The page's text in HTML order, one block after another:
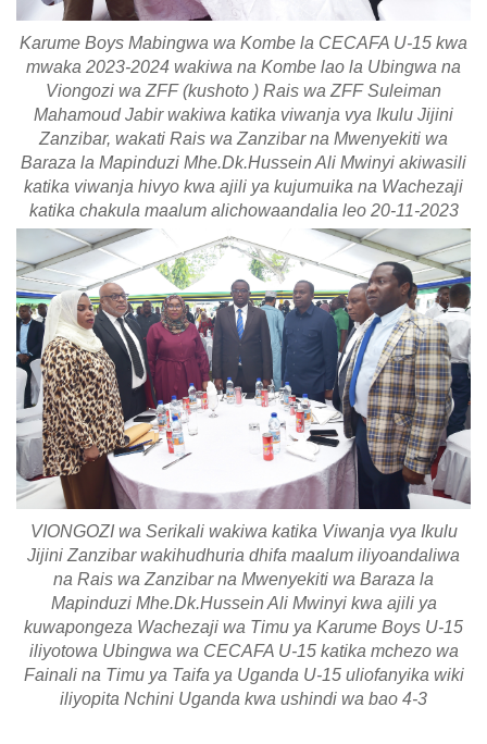
Karume Boys Mabingwa wa Kombe la CECAFA U-15 kwa
mwaka 2023-2024 wakiwa na Kombe lao la Ubingwa na
Viongozi wa ZFF (kushoto ) Rais wa ZFF Suleiman
Mahamoud Jabir wakiwa katika viwanja vya Ikulu Jijini
Zanzibar, wakati Rais wa Zanzibar na Mwenyekiti wa
Baraza la Mapinduzi Mhe.Dk.Hussein Ali Mwinyi akiwasili
katika viwanja hivyo kwa ajili ya kujumuika na Wachezaji
katika chakula maalum alichowaandalia leo 20-11-2023
VIONGOZI wa Serikali wakiwa katika Viwanja vya Ikulu
Jijini Zanzibar wakihudhuria dhifa maalum iliyoandaliwa
na Rais wa Zanzibar na Mwenyekiti wa Baraza la
Mapinduzi Mhe.Dk.Hussein Ali Mwinyi kwa ajili ya
kuwapongeza Wachezaji wa Timu ya Karume Boys U-15
iliyotowa Ubingwa wa CECAFA U-15 katika mchezo wa
Fainali na Timu ya Taifa ya Uganda U-15 uliofanyika wiki
iliyopita Nchini Uganda kwa ushindi wa bao 4-3